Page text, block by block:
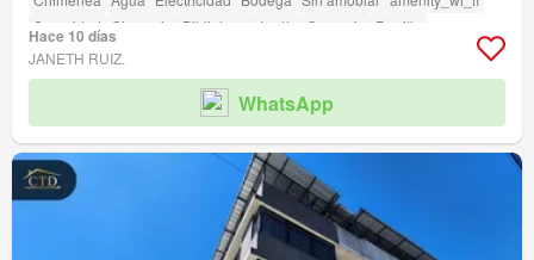
Seguridad
Gimnasio Biblioteca Jardín Conserje
Parrilla
Garita de guardianía
Hace 10 días
JANETH RUIZ.
WhatsApp